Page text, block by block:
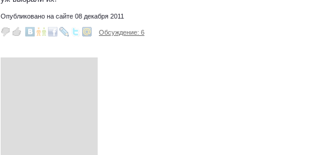
Опубликовано на сайте 08 декабря 2011
Обсуждение: 6